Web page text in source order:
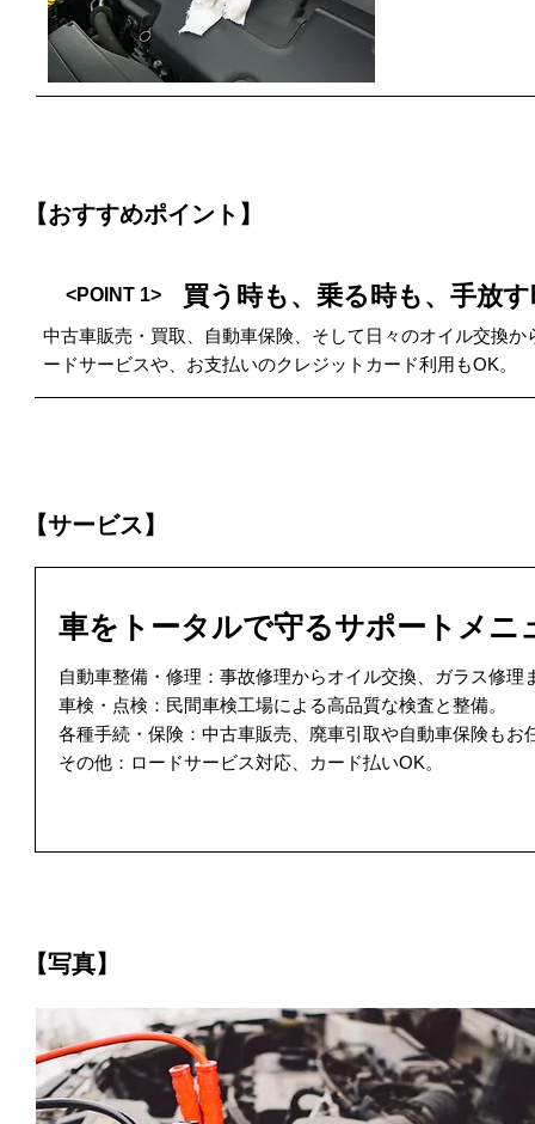
【おすすめポイント】
<POINT 1> 買う時も、乗る時も、手放
中古車販売・買取、自動車保険、そして日々のオイル交換
ードサービスや、お支払いのクレジットカード利用もOK。
【サービス】
車をトータルで守るサポートメニ
自動車整備・修理：事故修理からオイル交換、ガラス修理
車検・点検：民間車検工場による高品質な検査と整備。
各種手続・保険：中古車販売、廃車引取や自動車保険もお
その他：ロードサービス対応、カード払いOK。
【写真】